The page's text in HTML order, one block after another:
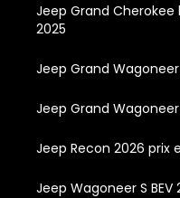
Jeep Grand
2025
Jeep Grand
Jeep Grand
Jeep Recon 2026 prix
Jeep Wagoneer S